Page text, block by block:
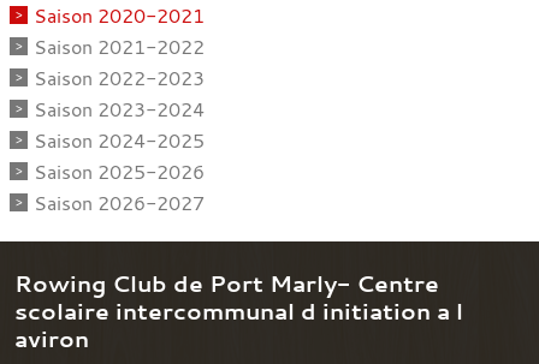
Saison 2020-2021
Saison 2021-2022
Saison 2022-2023
Saison 2023-2024
Saison 2024-2025
Saison 2025-2026
Saison 2026-2027
Rowing Club de Port Marly- Centre
scolaire intercommunal d initiation a l
aviron